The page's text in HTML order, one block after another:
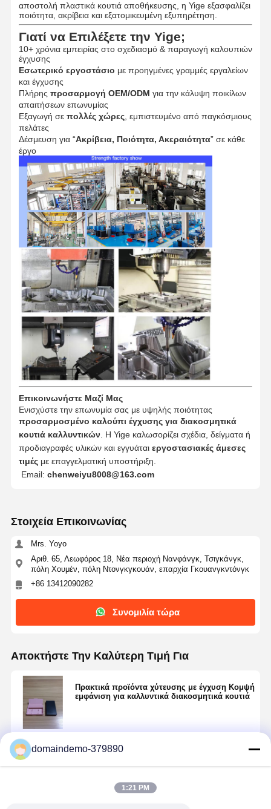
αποστολή πλαστικά κουτιά αποθήκευσης, η Yige εξασφαλίζει
ποιότητα, ακρίβεια και εξατομικευμένη εξυπηρέτηση.
Γιατί να Επιλέξετε την Yige;
10+ χρόνια εμπειρίας στο σχεδιασμό & παραγωγή καλουπιών
έγχυσης
Εσωτερικό εργοστάσιο με προηγμένες γραμμές εργαλείων
και έγχυσης
Πλήρης προσαρμογή OEM/ODM για την κάλυψη ποικίλων
απαιτήσεων επωνυμίας
Εξαγωγή σε πολλές χώρες, εμπιστευμένο από παγκόσμιους
πελάτες
Δέσμευση για “Ακρίβεια, Ποιότητα, Ακεραιότητα” σε κάθε
έργο
Επικοινωνήστε Μαζί Μας
Ενισχύστε την επωνυμία σας με υψηλής ποιότητας
προσαρμοσμένο καλούπι έγχυσης για διακοσμητικά
κουτιά καλλυντικών. Η Yige καλωσορίζει σχέδια, δείγματα ή
προδιαγραφές υλικών και εγγυάται εργοστασιακές άμεσες
τιμέςμε επαγγελματική υποστήριξη.
Email: chenweiyu8008@163.com
Στοιχεία Επικοινωνίας
Mrs. Yoyo
Αριθ. 65, Λεωφόρος 18, Νέα περιοχή Νανφάνγκ, Τσιγκάνγκ,
πόλη Χουμέν, πόλη Ντονγκγκουάν, επαρχία Γκουανγκντόνγκ
+86 13412090282
Συνομιλία τώρα
Αποκτήστε Την Καλύτερη Τιμή Για
Πρακτικά προϊόντα χύτευσης με έγχυση Κομψή
εμφάνιση για καλλυντικά διακοσμητικά κουτιά
Να συνεχίσει
Συνιστώμενα Προϊόντα
domaindemo-379890
1:21 PM